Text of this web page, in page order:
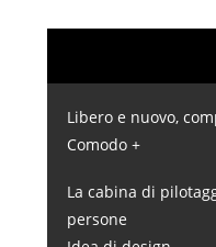
Libero e nuovo,
Comodo +
La cabina di
persone